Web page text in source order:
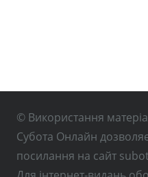
© Використання
Субота Онлайн
посилання на сайт